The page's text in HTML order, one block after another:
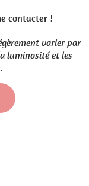
contacter !
varier par
luminosité et les